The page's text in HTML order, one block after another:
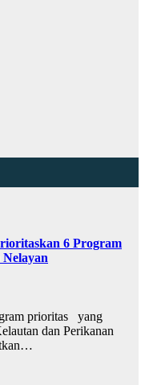
6 Program
prioritas yang
dan Perikanan